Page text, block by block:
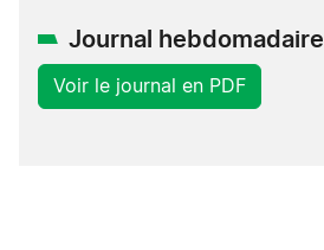
Journal hebdomadaire
Voir le journal en PDF